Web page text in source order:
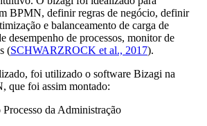
BPMN, definir regras de negócio, definir
e balanceamento de carga de
desempenho de processos, monitor de
(SCHWARZROCK et al., 2017).
foi utilizado o software Bizagi na
que foi assim montado:
da Administração